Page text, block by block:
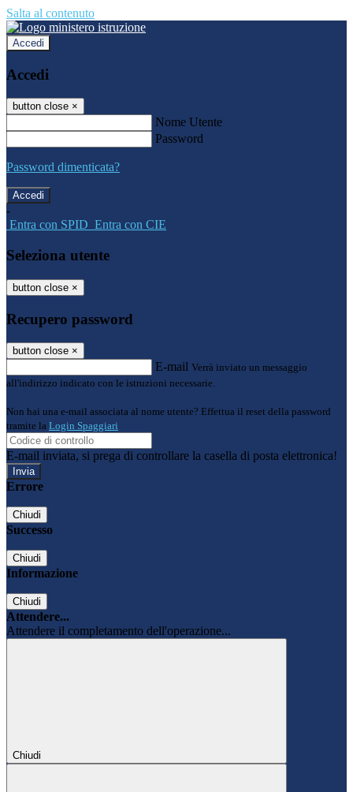
Salta al contenuto
Accedi
Accedi
button close ×
Nome Utente
Password
Password dimenticata?
-
Entra con SPID Entra con CIE
Seleziona utente
button close ×
Recupero password
button close ×
E-mail Verrà inviato un messaggio
all'indirizzo indicato con le istruzioni necessarie.
Non hai una e-mail associata al nome utente? Effettua il reset della password
tramite la Login Spaggiari
E-mail inviata, si prega di controllare la casella di posta elettronica!
Errore
Chiudi
Successo
Chiudi
Informazione
Chiudi
Attendere...
Attendere il completamento dell'operazione...
Chiudi